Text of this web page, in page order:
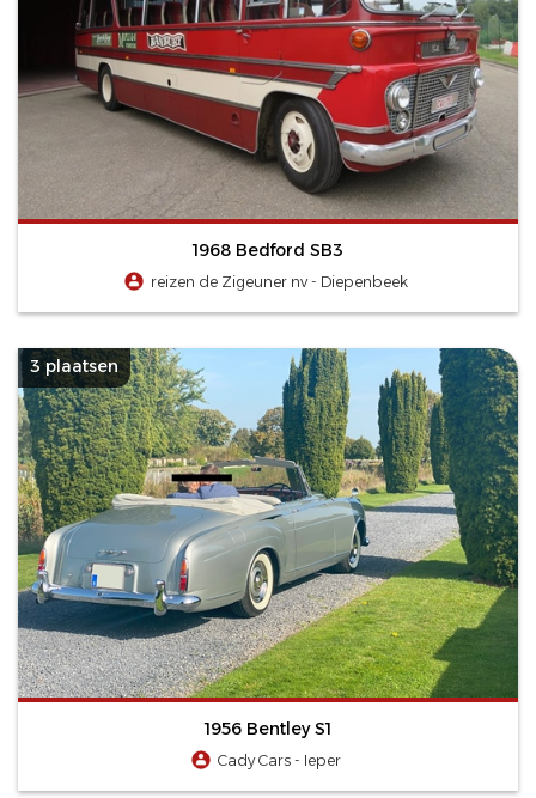
1968 Bedford SB3
reizen de Zigeuner nv - Diepenbeek
3 plaatsen
1956 Bentley S1
Cady Cars - Ieper